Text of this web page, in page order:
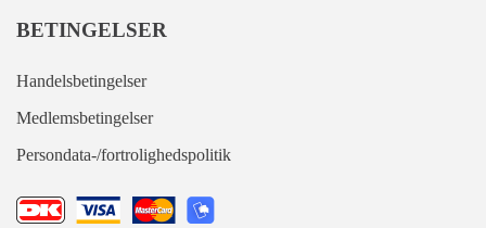
BETINGELSER
Handelsbetingelser
Medlemsbetingelser
Persondata-/fortrolighedspolitik